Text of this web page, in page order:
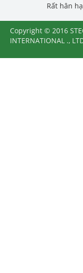
Rất hân
Copyright © 2016
INTERNATIONAL .,